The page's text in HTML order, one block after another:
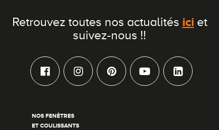
Retrouvez toutes nos actualités ici et
suivez-nous !!
NOS FENÊTRES
ET COULISSANTS